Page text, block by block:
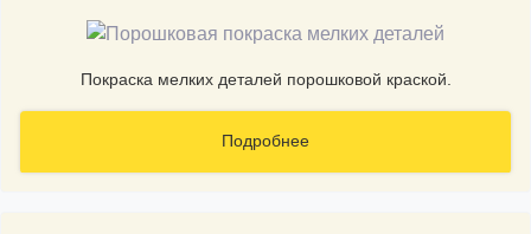
Покраска мелких деталей порошковой краской.
Подробнее